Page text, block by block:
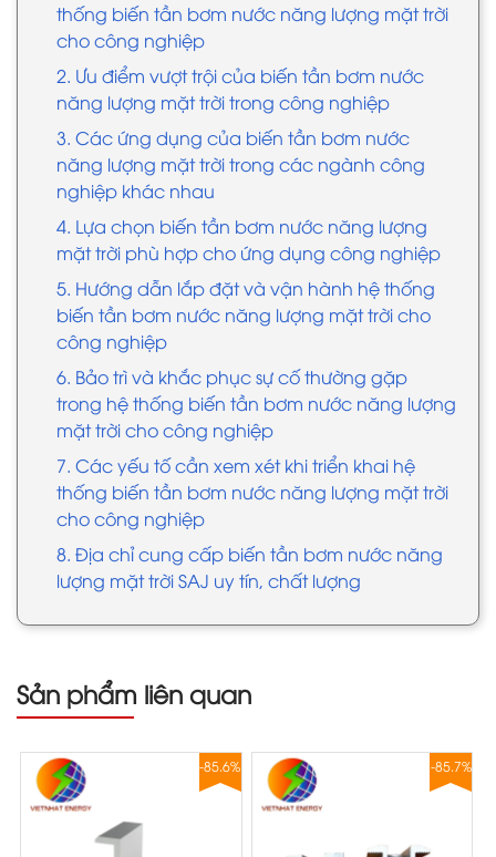
thống biến tần bơm nước năng lượng mặt trời
cho công nghiệp
2. Ưu điểm vượt trội của biến tần bơm nước
năng lượng mặt trời trong công nghiệp
3. Các ứng dụng của biến tần bơm nước
năng lượng mặt trời trong các ngành công
nghiệp khác nhau
4. Lựa chọn biến tần bơm nước năng lượng
mặt trời phù hợp cho ứng dụng công nghiệp
5. Hướng dẫn lắp đặt và vận hành hệ thống
biến tần bơm nước năng lượng mặt trời cho
công nghiệp
6. Bảo trì và khắc phục sự cố thường gặp
trong hệ thống biến tần bơm nước năng lượng
mặt trời cho công nghiệp
7. Các yếu tố cần xem xét khi triển khai hệ
thống biến tần bơm nước năng lượng mặt trời
cho công nghiệp
8. Địa chỉ cung cấp biến tần bơm nước năng
lượng mặt trời SAJ uy tín, chất lượng
Sản phẩm liên quan
-85.6% -85.7%